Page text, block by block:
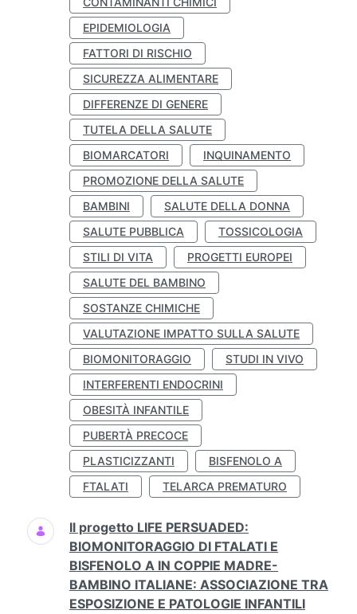
EPIDEMIOLOGIA
FATTORI DI RISCHIO
SICUREZZA ALIMENTARE
DIFFERENZE DI GENERE
TUTELA DELLA SALUTE
BIOMARCATORI
INQUINAMENTO
PROMOZIONE DELLA SALUTE
BAMBINI
SALUTE DELLA DONNA
SALUTE PUBBLICA
TOSSICOLOGIA
STILI DI VITA
PROGETTI EUROPEI
SALUTE DEL BAMBINO
SOSTANZE CHIMICHE
VALUTAZIONE IMPATTO SULLA SALUTE
BIOMONITORAGGIO
STUDI IN VIVO
INTERFERENTI ENDOCRINI
OBESITÀ INFANTILE
PUBERTÀ PRECOCE
PLASTICIZZANTI
BISFENOLO A
FTALATI
TELARCA PREMATURO
Il progetto LIFE PERSUADED:
BIOMONITORAGGIO DI FTALATI E
BISFENOLO A IN COPPIE MADRE-
BAMBINO ITALIANE: ASSOCIAZIONE TRA
ESPOSIZIONE E PATOLOGIE INFANTILI